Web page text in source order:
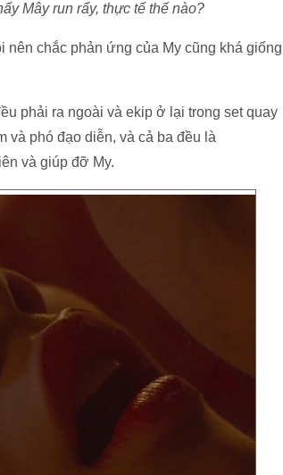
Mây run rẩy, thực tế thế nào?
chắc phản ứng của My cũng khá giống
phải ra ngoài và ekip ở lại trong set quay
và phó đạo diễn, và cả ba đều là
và giúp đỡ My.